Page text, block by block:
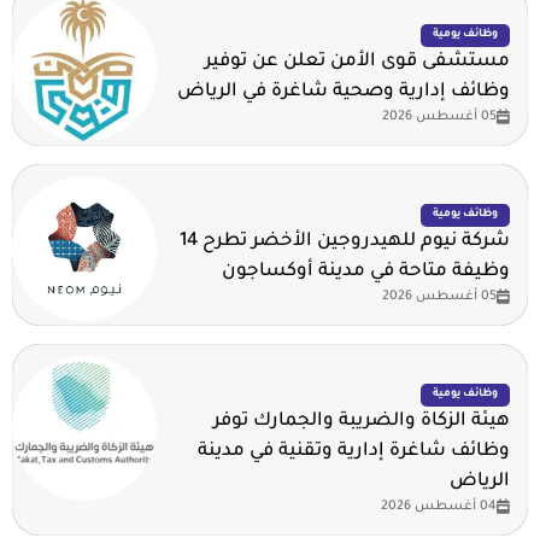
وظائف يومية
مستشفى قوى الأمن تعلن عن توفير
وظائف إدارية وصحية شاغرة في الرياض
05 أغسطس 2026
وظائف يومية
شركة نيوم للهيدروجين الأخضر تطرح 14
وظيفة متاحة في مدينة أوكساجون
05 أغسطس 2026
وظائف يومية
هيئة الزكاة والضريبة والجمارك توفر
وظائف شاغرة إدارية وتقنية في مدينة
الرياض
04 أغسطس 2026